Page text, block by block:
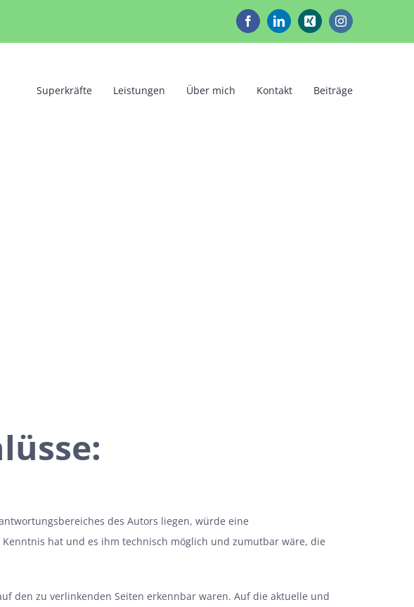
FacebookLinkedInXing Instagram
Superkräfte Leistungen Über mich Kontakt Beiträge
des Autors liegen, würde eine
hat und es ihm technisch möglich und zumutbar wäre, die
den zu verlinkenden Seiten erkennbar waren. Auf die aktuelle und